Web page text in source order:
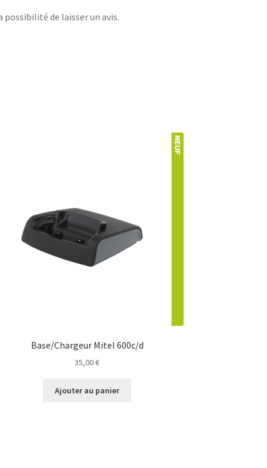
de laisser un avis.
Base/Chargeur Mitel 600c/d
35,00€
Ajouter au panier